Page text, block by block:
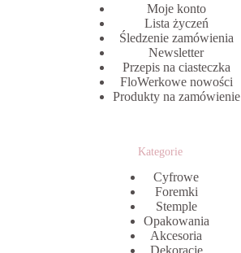
Moje konto
Lista życzeń
Śledzenie zamówienia
Newsletter
Przepis na ciasteczka
FloWerkowe nowości
Produkty na zamówienie
Kategorie
Cyfrowe
Foremki
Stemple
Opakowania
Akcesoria
Dekoracje